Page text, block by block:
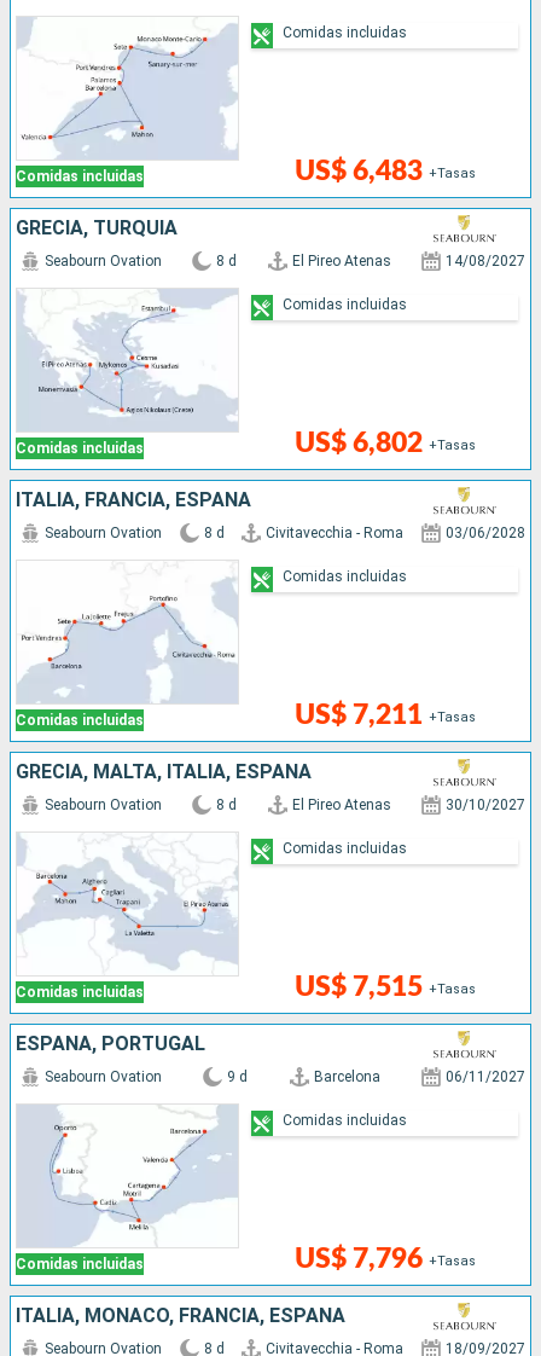
Comidas incluidas US$ 6,483 +Tasas
Comidas incluidas
GRECIA, TURQUÍA
Comidas incluidas
Seabourn Ovation 8 d El Pireo Atenas 14/08/2027
US$ 6,802 +Tasas
Comidas incluidas
ITALIA, FRANCIA, ESPAÑA
Comidas incluidas
Seabourn Ovation 8 d Civitavecchia - Roma 03/06/2028
US$ 7,211 +Tasas
Comidas incluidas
GRECIA, MALTA, ITALIA, ESPAÑA
Comidas incluidas
Seabourn Ovation 8 d El Pireo Atenas 30/10/2027
US$ 7,515 +Tasas
Comidas incluidas
ESPAÑA, PORTUGAL
Comidas incluidas
Seabourn Ovation 9 d Barcelona 06/11/2027
US$ 7,796 +Tasas
Comidas incluidas
ITALIA, MONACO, FRANCIA, ESPAÑA
Seabourn Ovation 8 d Civitavecchia - Roma 18/09/2027